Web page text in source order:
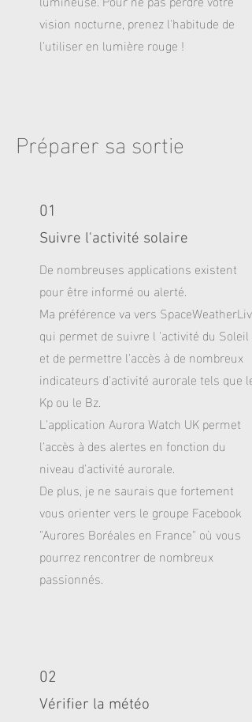
vision nocturne, prenez l'habitude de
l'utiliser en lumière rouge !
Préparer sa sortie
01
Suivre l'activité solaire
De nombreuses applications existent
pour être informé ou alerté.
Ma préférence va vers SpaceWeatherLive
qui permet de suivre l 'activité du Soleil
et de permettre l'accès à de nombreux
indicateurs d'activité aurorale tels que le
Kp ou le Bz.
L'application Aurora Watch UK permet
l'accès à des alertes en fonction du
niveau d'activité aurorale.
De plus, je ne saurais que fortement
vous orienter vers le groupe Facebook
"Aurores Boréales en France" où vous
pourrez rencontrer de nombreux
passionnés.
02
Vérifier la météo